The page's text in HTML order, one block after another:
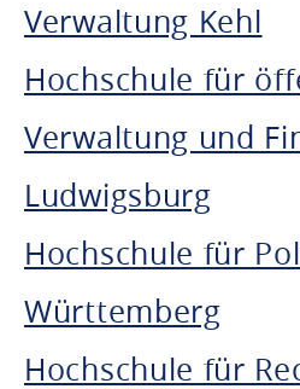
Verwaltung Kehl
Hochschule für
Verwaltung und
Ludwigsburg
Hochschule für
Württemberg
Hochschule für